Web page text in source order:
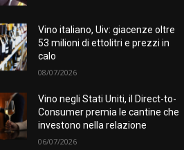
Vino italiano, Uiv: giacenze oltre
53 milioni di ettolitri e prezzi in
calo
08/07/2026
Vino negli Stati Uniti, il Direct-to-
Consumer premia le cantine che
investono nella relazione
06/07/2026